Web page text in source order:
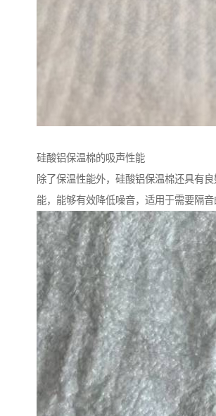
硅酸铝保温棉的吸声性能
除了保温性能外，硅酸铝保温棉还具有
能，能够有效降低噪音，适用于需要隔音